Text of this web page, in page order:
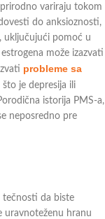
variraju tokom
do anksioznosti,
uključujući pomoć u
može izazvati
probleme sa
je depresija ili
istorija PMS-a,
neposredno pre
tečnosti da biste
uravnoteženu hranu